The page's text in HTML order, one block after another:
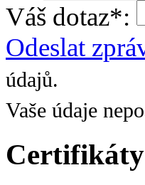
Váš dotaz*:
Odeslat
údajů.
Vaše údaje
Certifikáty